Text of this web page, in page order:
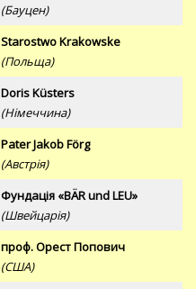
(Бауцен)
Starostwo Krakowske
(Польща)
Doris Küsters
(Німеччина)
Pater Jakob Förg
(Австрія)
Фундація «BÄR und LEU»
(Швейцарія)
проф. Орест Попович
(США)